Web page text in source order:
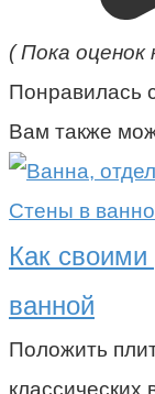
( Пока оценок
Понравилась
Вам также
Стены в
Как
ванной
Положить
классических